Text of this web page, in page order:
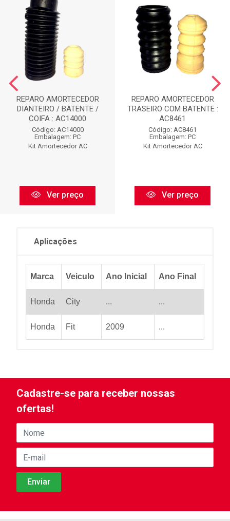
REPARO AMORTECEDOR
DIANTEIRO / BATENTE /
COIFA : AC14000
Código: AC14000
Embalagem: PC
Kit Amortecedor AC
Ver preço
REPARO AMORTECEDOR
TRASEIRO COM BATENTE :
AC8461
Código: AC8461
Embalagem: PC
Kit Amortecedor AC
Ver preço
Aplicações
Marca Veiculo Ano Inicial Ano Final
Honda City ... ...
Honda Fit 2009 ...
Cadastre-se para receber nossas
ofertas!